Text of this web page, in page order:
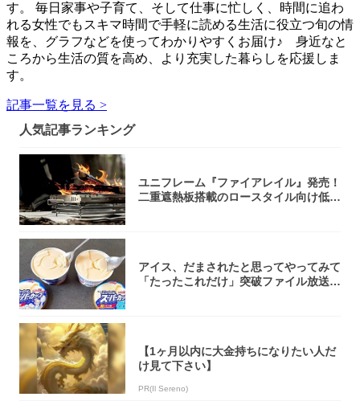
す。 毎日家事や子育て、そして仕事に忙しく、時間に追わ
れる女性でもスキマ時間で手軽に読める生活に役立つ旬の情
報を、グラフなどを使ってわかりやすくお届け♪ 身近なと
ころから生活の質を高め、より充実した暮らしを応援しま
す。
記事一覧を見る >
人気記事ランキング
ユニフレーム『ファイアレイル』発売！
二重遮熱板搭載のロースタイル向け低型
アイス、だまされたと思ってやってみて
「たったこれだけ」突破ファイル放送で
【1ヶ月以内に大金持ちになりたい人だ
け見て下さい】
PR(Il Sereno)